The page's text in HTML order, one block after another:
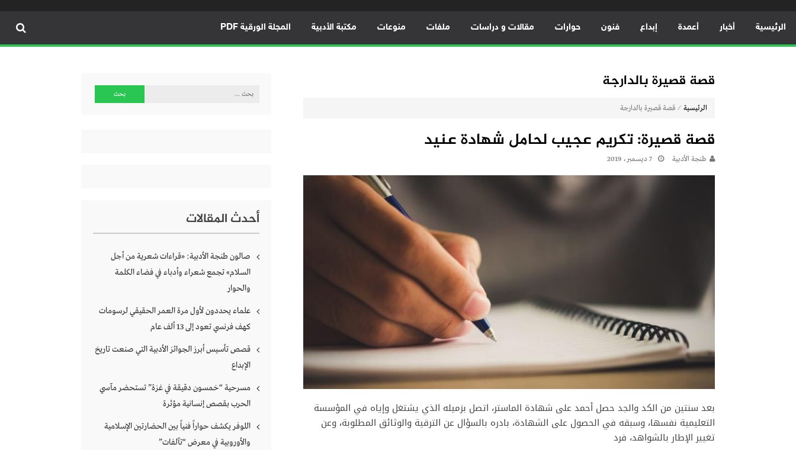
الرئيسية أخبار أعمدة إبداع فنون حوارات مقالات و دراسات ملفات منوعات مكتبة الأدبية المجلة الورقية PDF
قصة قصيرة بالدارجة
الرئيسية ⁄ قصة قصيرة بالدارجة
قصة قصيرة: تكريم عجيب لحامل شهادة عنيد
طنجة الأدبية 7 ديسمبر، 2019
بعد سنتين من الكد والجد حصل أحمد على شهادة الماستر، اتصل بزميله الذي يشتغل وإياه في المؤسسة
التعليمية نفسها، وسبقه في الحصول على الشهادة، بادره بالسؤال عن الترقية والوثائق المطلوبة، وعن
تغيير الإطار بالشواهد، فرد
البحث
أحدث المقالات
صالون طنجة الأدبية: «قراءات شعرية من أجل
السلام» تجمع شعراء وأدباء في فضاء الكلمة
والحوار
علماء يحددون لأول مرة العمر الحقيقي لرسومات
كهف فرنسي تعود إلى 13 ألف عام
قصص تأسيس أبرز الجوائز الأدبية التي صنعت تاريخ
الإبداع
مسرحية “خمسون دقيقة في غزة” تستحضر مآسي
الحرب بقصص إنسانية مؤثرة
اللوفر يكشف حواراً فنياً بين الحضارتين الإسلامية
والأوروبية في معرض “تآلفات”